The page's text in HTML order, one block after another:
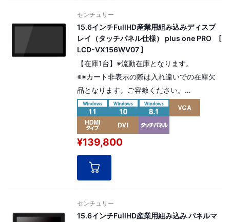
センチュリー
15.6インチFullHD産業用組み込みディスプ
レイ（タッチパネル仕様） plus one PRO [
LCD-VX156WV07 ]
【在庫1台】※流動在庫となります。
※※カート非表示の際は入れ違いでの在庫欠
品となります。ご容赦ください。
フラットサーフェイスデザインを採用、マル
チタッチに対応した15.6インチの産業用ディ
スプレイ。
解像度 FHD（フルHD）
1,980×1,080pixel（16:9）
[ パネル番号：16820 ]
¥139,800
センチュリー
15.6インチFullHD産業用組み込み パネルマ